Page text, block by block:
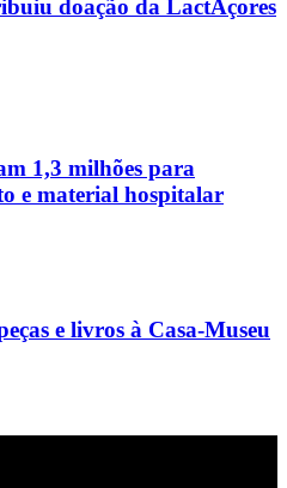
doação da LactAçores
1,3 milhões para
e material hospitalar
e livros à Casa-Museu